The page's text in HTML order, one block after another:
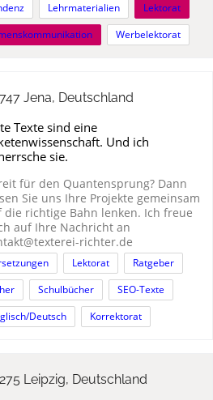
Lehrmaterialien
Lektorat
Werbelektorat
Jena, Deutschland
Texte sind eine
Und ich
sie.
für den Quantensprung? Dann
Sie uns Ihre Projekte gemeinsam
die richtige Bahn lenken. Ich freue
auf Ihre Nachricht an
richter.de
Lektorat
Ratgeber
Schulbücher
SEO-Texte
Deutsch
Korrektorat
Leipzig, Deutschland